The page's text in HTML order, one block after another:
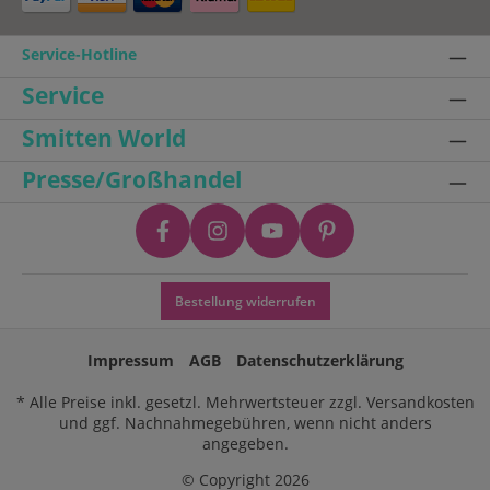
Service-Hotline
Service
Smitten World
Presse/Großhandel
Bestellung widerrufen
Impressum AGB
Datenschutzerklärung
* Alle Preise inkl. gesetzl. Mehrwertsteuer zzgl. Versandkosten
und ggf. Nachnahmegebühren, wenn nicht anders
angegeben.
© Copyright 2026